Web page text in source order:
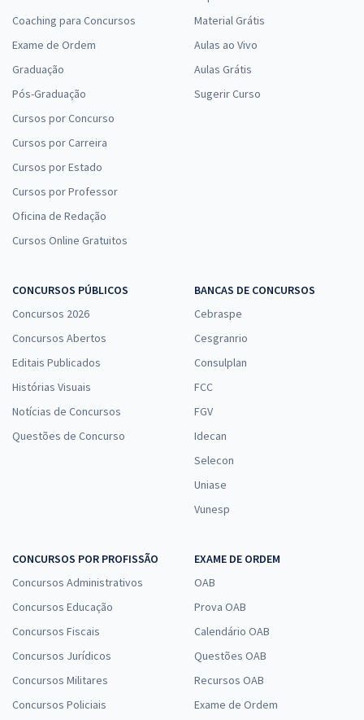
Coaching para Concursos
Exame de Ordem
Graduação
Pós-Graduação
Cursos por Concurso
Cursos por Carreira
Cursos por Estado
Cursos por Professor
Oficina de Redação
Cursos Online Gratuitos
Material Grátis
Aulas ao Vivo
Aulas Grátis
Sugerir Curso
CONCURSOS PÚBLICOS
Concursos 2026
Concursos Abertos
Editais Publicados
Histórias Visuais
Notícias de Concursos
Questões de Concurso
BANCAS DE CONCURSOS
Cebraspe
Cesgranrio
Consulplan
FCC
FGV
Idecan
Selecon
Uniase
Vunesp
CONCURSOS POR PROFISSÃO
Concursos Administrativos
Concursos Educação
Concursos Fiscais
Concursos Jurídicos
Concursos Militares
Concursos Policiais
EXAME DE ORDEM
OAB
Prova OAB
Calendário OAB
Questões OAB
Recursos OAB
Exame de Ordem